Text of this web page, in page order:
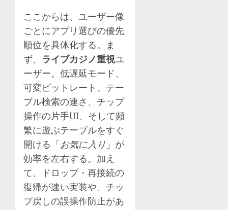
ここからは、ユーザー像
ごとにアプリ選びの優先
順位を具体化する。ま
ず、 ライブカジノ重視ユ
ーザー。低遅延モード、
可変ビットレート、テー
ブル検索の速さ、チップ
操作の片手UI、そして頻
繁に遊ぶテーブルをすぐ
開ける「お気に入り 」が
効率を左右する。加え
て、ドロップ・再接続の
復帰が速い実装や、チッ
プ戻しの誤操作防止があ